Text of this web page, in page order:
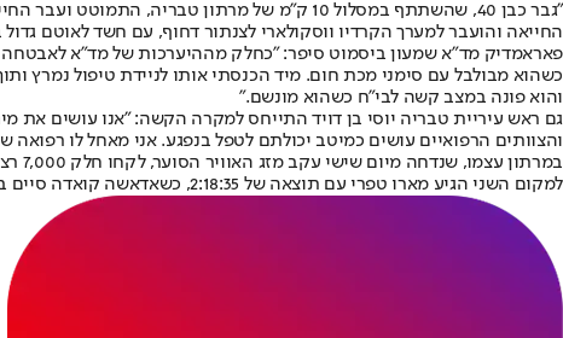
"גבר כבן 40, שהשתתף במסלול 10 ק״מ של
החייאה והועבר למערך הקרדיו ווסקולארי לצנתור דחוף, עם חשד לאוטם גדול
פאראמדיק מד"א שמעון ביסמוט סיפר: "כחלק מההיערכות של מד"א לאבטחה
כשהוא מבולבל עם סימני מכת חום. מיד הכנסתי אותו לניידת טיפול נמרץ
והוא פונה במצב קשה לבי"ח כשהוא מונשם."
גם ראש עיריית טבריה יוסי בן דויד התייחס למקרה הקשה: "אנו עושים
והצוותים הרפואיים עושים כמיטב יכולתם לטפל בנפגע. אני מאחל לו רפואה
למקום השני הגיע מארו טפרי עם תוצאה של 2:18:35, כשאדאשה קואדה סיים במקום השלישי אחרי שקבע זמן של 2:21:33.